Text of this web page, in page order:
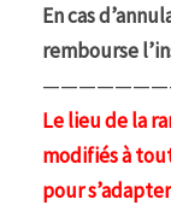
En cas
rembourse
Le lieu de la
modifiés à
pour